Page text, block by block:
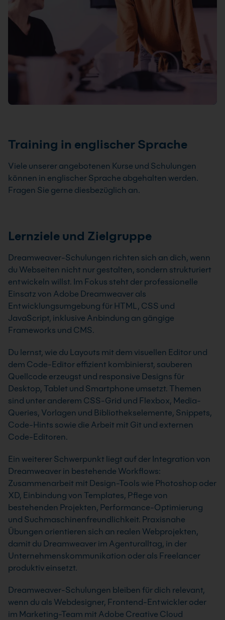
Training in englischer Sprache
Viele unserer angebotenen Kurse und Schulungen
können in englischer Sprache abgehalten werden.
Fragen Sie gerne diesbezüglich an.
Lernziele und Zielgruppe
Dreamweaver-Schulungen richten sich an dich, wenn
du Webseiten nicht nur gestalten, sondern strukturiert
entwickeln willst. Im Fokus steht der professionelle
Einsatz von Adobe Dreamweaver als
Entwicklungsumgebung für HTML, CSS und
JavaScript, inklusive Anbindung an gängige
Frameworks und CMS.
Du lernst, wie du Layouts mit dem visuellen Editor und
dem Code-Editor effizient kombinierst, sauberen
Quellcode erzeugst und responsive Designs für
Desktop, Tablet und Smartphone umsetzt. Themen
sind unter anderem CSS-Grid und Flexbox, Media-
Queries, Vorlagen und Bibliothekselemente, Snippets,
Code-Hints sowie die Arbeit mit Git und externen
Code-Editoren.
Ein weiterer Schwerpunkt liegt auf der Integration von
Dreamweaver in bestehende Workflows:
Zusammenarbeit mit Design-Tools wie Photoshop oder
XD, Einbindung von Templates, Pflege von
bestehenden Projekten, Performance-Optimierung
und Suchmaschinenfreundlichkeit. Praxisnahe
Übungen orientieren sich an realen Webprojekten,
damit du Dreamweaver im Agenturalltag, in der
Unternehmenskommunikation oder als Freelancer
produktiv einsetzt.
Dreamweaver-Schulungen bleiben für dich relevant,
wenn du als Webdesigner, Frontend-Entwickler oder
im Marketing-Team mit Adobe Creative Cloud